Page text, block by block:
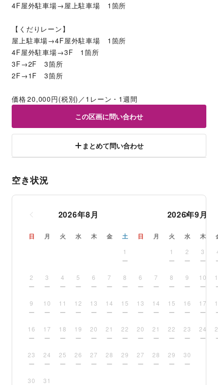
4F屋外駐車場→屋上駐車場　1箇所
【くだりレーン】
屋上駐車場→4F屋外駐車場　1箇所
4F屋外駐車場→3F　1箇所
3F→2F　3箇所
2F→1F　3箇所
価格	20,000円(税別)／1レーン・1週間
この区画に問い合わせ
まとめて問い合わせ
空き状況
2026年8月
日 月 火 水 木 金 土
1
2 3 4 5 6 7 8
9 10 11 12 13 14 15
16 17 18 19 20 21 22
23 24 25 26 27 28 29
30 31
2026年9月
日 月 火 水 木
1 2 3
6 7 8 9 10
13 14 15 16 17
20 21 22 23 24
27 28 29 30